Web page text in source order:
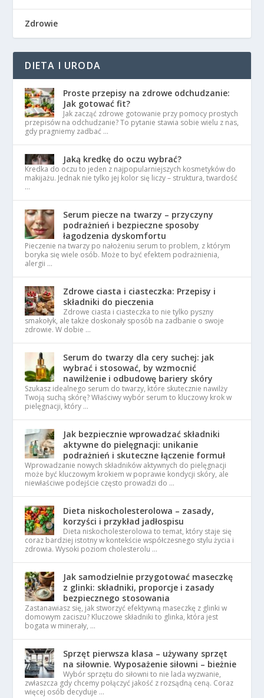
Zdrowie
DIETA I URODA
Proste przepisy na zdrowe odchudzanie:
Jak gotować fit?
Jak zacząć zdrowe gotowanie przy pomocy prostych
przepisów na odchudzanie? To pytanie stawia sobie wielu z nas,
gdy pragniemy zadbać …
Jaką kredkę do oczu wybrać?
Kredka do oczu to jeden z najpopularniejszych kosmetyków do
makijażu. Jednak nie tylko jej kolor się liczy – struktura, twardość
…
Serum piecze na twarzy – przyczyny
podrażnień i bezpieczne sposoby
łagodzenia dyskomfortu
Pieczenie na twarzy po nałożeniu serum to problem, z którym
boryka się wiele osób. Może to być efektem podrażnienia,
alergii …
Zdrowe ciasta i ciasteczka: Przepisy i
składniki do pieczenia
Zdrowe ciasta i ciasteczka to nie tylko pyszny
smakołyk, ale także doskonały sposób na zadbanie o swoje
zdrowie. W dobie …
Serum do twarzy dla cery suchej: jak
wybrać i stosować, by wzmocnić
nawilżenie i odbudowę bariery skóry
Szukasz idealnego serum do twarzy, które skutecznie nawilży
Twoją suchą skórę? Właściwy wybór serum to kluczowy krok w
pielęgnacji, który …
Jak bezpiecznie wprowadzać składniki
aktywne do pielęgnacji: unikanie
podrażnień i skuteczne łączenie formuł
Wprowadzanie nowych składników aktywnych do pielęgnacji
może być kluczowym krokiem w poprawie kondycji skóry, ale
niewłaściwe podejście często prowadzi do …
Dieta niskocholesterolowa – zasady,
korzyści i przykład jadłospisu
Dieta niskocholesterolowa to temat, który staje się
coraz bardziej istotny w kontekście współczesnego stylu życia i
zdrowia. Wysoki poziom cholesterolu …
Jak samodzielnie przygotować maseczkę
z glinki: składniki, proporcje i zasady
bezpiecznego stosowania
Zastanawiasz się, jak stworzyć efektywną maseczkę z glinki w
domowym zaciszu? Kluczowe składniki to glinka, która jest
bogata w minerały, …
Sprzęt pierwsza klasa – używany sprzęt
na siłownie. Wyposażenie siłowni – bieżnie
Wybór sprzętu do siłowni to nie lada wyzwanie,
zwłaszcza gdy chcemy połączyć jakość z rozsądną ceną. Coraz
więcej osób decyduje …